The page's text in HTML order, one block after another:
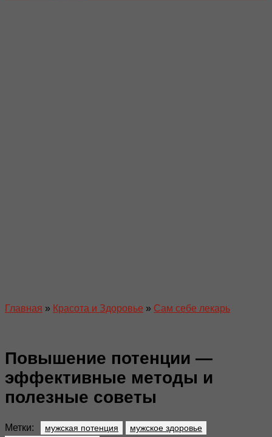
Главная » Красота и Здоровье » Сам себе лекарь
Повышение потенции —
эффективные методы и
полезные советы
Метки: мужская потенция
мужское здоровье